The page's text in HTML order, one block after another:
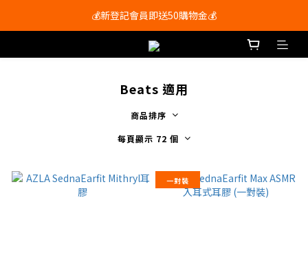
會員尊享購物滿$250即享免運費🚚
💰新登記會員即送50購物金💰
會員尊享購物滿$250即享免運費🚚
Beats 適用
商品排序
每頁顯示 72 個
一對裝